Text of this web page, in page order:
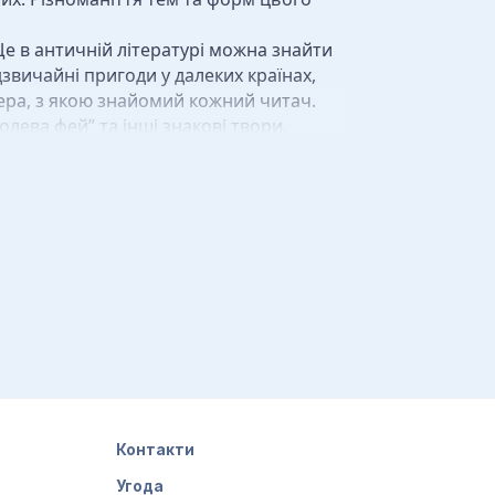
античній літературі можна знайти
пригоди у далеких країнах,
з якою знайомий кожний читач.
фей” та інші знакові твори.
Контакти
Угода